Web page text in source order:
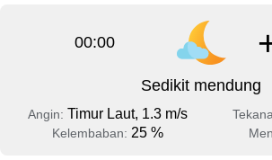
00:00
Sedikit mendung
Angin: Timur Laut, 1.3 m/s
Kelembaban: 25 %